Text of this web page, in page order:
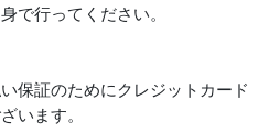
で行ってください。
保証のためにクレジットカード
います。